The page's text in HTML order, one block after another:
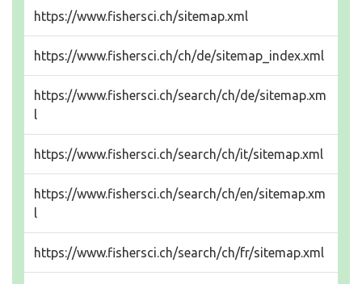
https://www.fishersci.ch/sitemap.xml
https://www.fishersci.ch/ch/de/sitemap_index.xml
https://www.fishersci.ch/search/ch/de/sitemap.xm
l
https://www.fishersci.ch/search/ch/it/sitemap.xml
https://www.fishersci.ch/search/ch/en/sitemap.xm
l
https://www.fishersci.ch/search/ch/fr/sitemap.xml